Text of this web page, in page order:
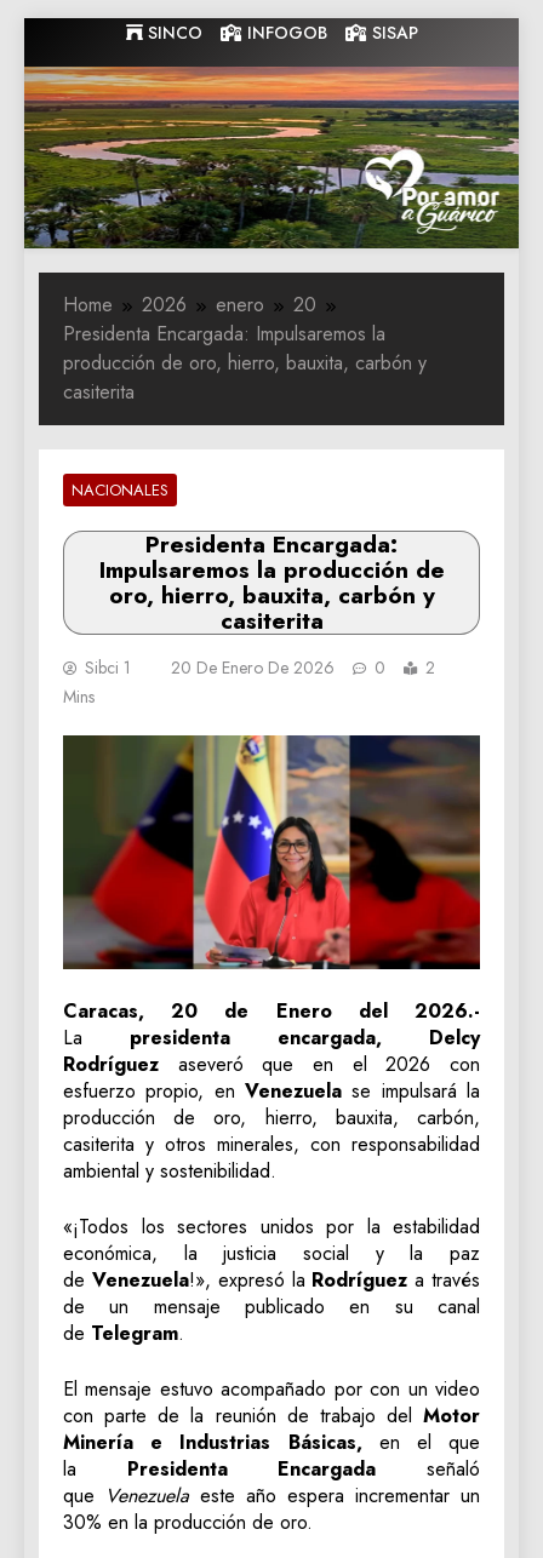
to
content
SINCO INFOGOB SISAP
Gobernacion
de Guarico
Gobernacion de Guarico
Home 2026 enero
20
Presidenta Encargada: Impulsaremos la
producción de oro, hierro, bauxita, carbón y
casiterita
NACIONALES
Presidenta Encargada:
Impulsaremos la producción de
oro, hierro, bauxita, carbón y
casiterita
Sibci 1 20 De Enero De 2026 0
2
Mins
Caracas, 20 de Enero del 2026.-
La presidenta encargada, Delcy
Rodríguez aseveró que en el 2026 con
esfuerzo propio, en Venezuela se impulsará la
producción de oro, hierro, bauxita, carbón,
casiterita y otros minerales, con responsabilidad
ambiental y sostenibilidad.
«¡Todos los sectores unidos por la estabilidad
económica, la justicia social y la paz
de Venezuela!», expresó la Rodríguez a través
de un mensaje publicado en su canal
de Telegram.
El mensaje estuvo acompañado por con un video
con parte de la reunión de trabajo del Motor
Minería e Industrias Básicas,en el que
la Presidenta Encargada señaló
que Venezuela este año espera incrementar un
30% en la producción de oro.